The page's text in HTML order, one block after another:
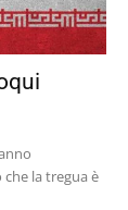
la tregua è